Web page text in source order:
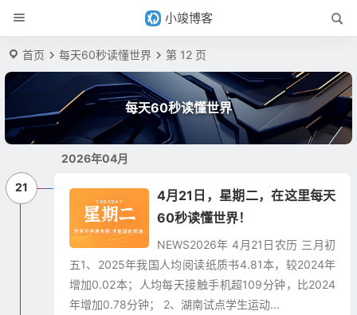
小竣博客
首页 每天60秒读懂世界 第 12 页
每天60秒读懂世界
21
4月21日，星期二，在这里每天
60秒读懂世界！
NEWS​2026年 4月21日农历 三月初
五1、2025年我国人均阅读纸质书4.81本，较2024年
增加0.02本；人均每天接触手机超109分钟，比2024
年增加0.78分钟； 2、湖南试点学生运动...
2026年04月